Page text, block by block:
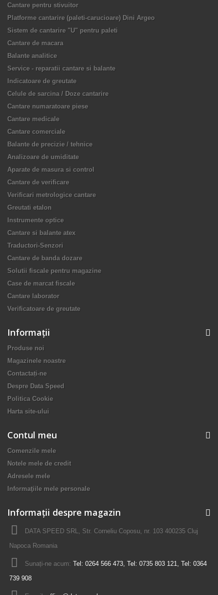
Cantare pentru stivuitor
Platforme cantarire (paleti-carucioare) Dini Argeo
Sistem de cantarire "U" pentru paleti
Cantare de macara
Balante analitice
Service - reparatii cantare si balante
Indicatoare de greutate
Celule de sarcina / Doze cantarire
Cantare numaratoare piese
Cantare medicale
Cantare comerciale
Balante de precizie / tehnice
Analizoare de umiditate
Aparate de masura si control
Cantare de verificare
Verificari metrologice cantare
Greutati etalon
Instrumente optice
Cantare si balante atex
Traductori-Senzori
Cantare de banda dozare
Solutii fiscale pentru magazine
Case de marcat fiscale
Cantare laborator
Verificatoare de greutate
Informaţii
Produse noi
Magazinele noastre
Contactați-ne
Despre Data Speed
Politica Cookie
Harta site-ului
Contul meu
Comenzile mele
Notele mele de credit
Adresele mele
Informaţiile mele personale
Informații despre magazin
DATA SPEED SRL, Str. Corneliu Coposu, nr. 103 400235 Cluj
Napoca Romania
Sunați-ne acum: Tel: 0264 566 473, Tel: 0735 803 121, Tel: 0364
739 908